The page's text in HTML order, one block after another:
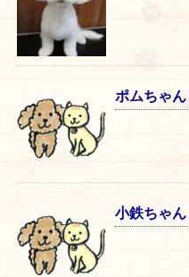
ポムちゃん
小鉄ちゃん